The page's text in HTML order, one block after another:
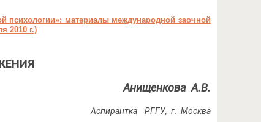
психологии»: материалы международной заочной
2010 г.)
Анищенкова А.В.
Аспирантка РГГУ, г. Москва